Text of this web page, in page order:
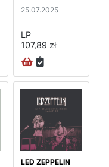
25.07.2025
LP
107,89 zł
LED ZEPPELIN